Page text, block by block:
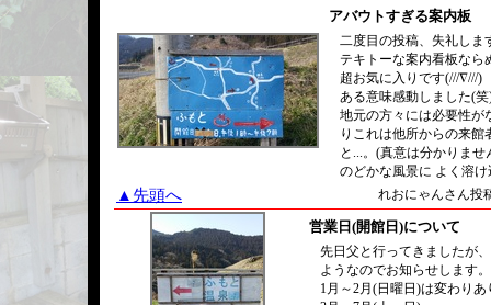
アバウトすぎる案内板
二度目の投稿、失礼しま
テキトーな案内看板なら
超お気に入りです(///∇///)
ある意味感動しました(笑
地元の方々には必要性が
りこれは他所からの来
と...。(真意は分かりませ
のどかな風景に よく溶
▲先頭へ れおにゃんさん投
営業日(開館日)について
先日父と行ってきましたが
ようなのでお知らせします。
1月～2月(日曜日)は変わりあ